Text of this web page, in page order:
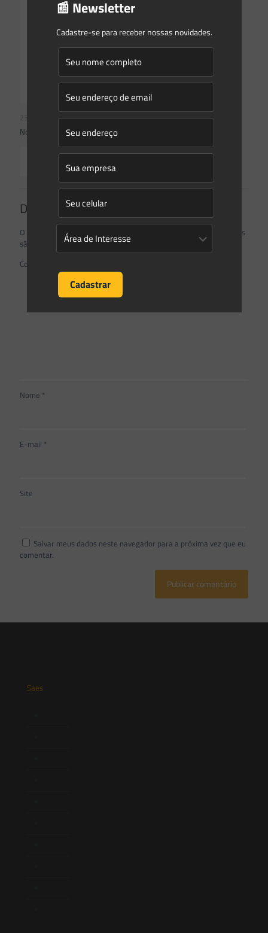
23/07/2026
Novidades | Âmbito Estadual: Rio Grande do Sul
Read more
Deixe um comentário
O seu endereço de e-mail não será publicado.
Campos obrigatórios
são marcados com*
Comentário
Nome *
E-mail *
Site
Salvar meus dados neste navegador para a próxima vez que eu
comentar.
Saes
📰 Newsletter
Cadastre-se para receber nossas novidades.